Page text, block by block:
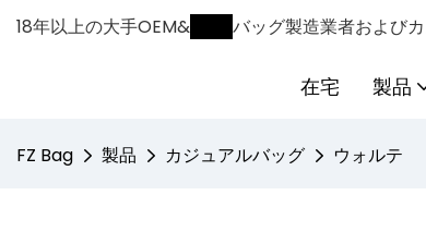
18年以上の大手OEM& バッグ製造業者および
在宅 製品
FZ Bag 製品 カジュアルバッグ ウォルテ